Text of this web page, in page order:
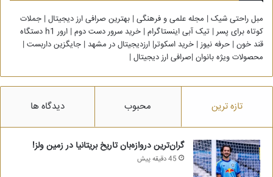
مبل راحتی شیک | مجله علمی و فرهنگی | بهترین صرافی ارز دیجیتال | جملات
کوتاه برای پسر | تیک آبی اینستاگرام | خرید سرور دست دوم |
ارور h1 دستگاه
قند خون | حرفه نیوز | خرید اسکوتر| ارزدیجیتال در مشهد | جایگزین داربست |
محصولات ویژه بانوان |صرافی ارز دیجیتال |
تازه ترین محبوب دیدگاه ها
گران‌ترین دروازه‌بان تاریخ بریتانیا در زمین ولز!
45 دقیقه پیش